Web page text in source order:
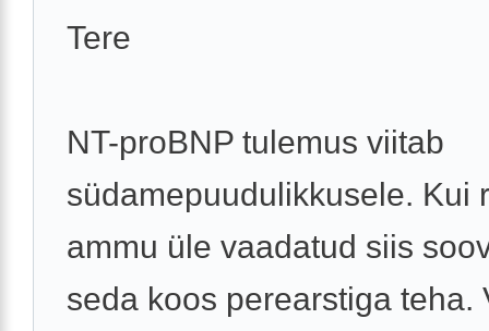
Tere
NT-proBNP tulemus viitab
südamepuudulikkusele. Kui
ammu üle vaadatud siis
seda koos perearstiga teha.